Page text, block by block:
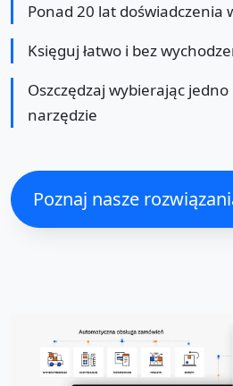
Ponad 20 lat doświadczenia
Księguj łatwo i bez
Oszczędzaj wybierając
narzędzie
Poznaj nasze